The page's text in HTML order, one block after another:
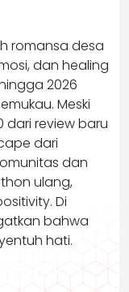
romansa desa
dan healing
2026
Meski
dari review baru
dari
dan
ulang,
Di
bahwa
hati.